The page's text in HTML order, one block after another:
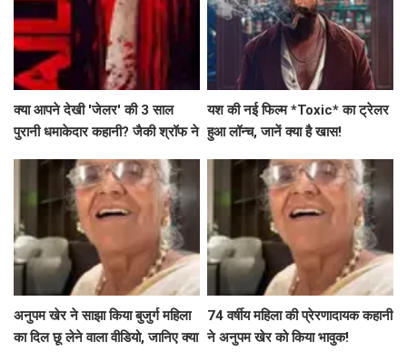
क्या आपने देखी 'जेलर' की 3 साल
पुरानी धमाकेदार कहानी? जैकी श्रॉफ ने
यश की नई फिल्म *Toxic* का ट्रेलर
हुआ लॉन्च, जानें क्या है खास!
अनुपम खेर ने साझा किया बुजुर्ग महिला
का दिल छू लेने वाला वीडियो, जानिए क्या
74 वर्षीय महिला की प्रेरणादायक कहानी
ने अनुपम खेर को किया भावुक!